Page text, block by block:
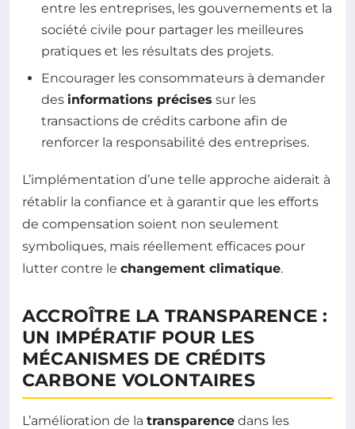
entre les entreprises, les gouvernements et la
société civile pour partager les meilleures
pratiques et les résultats des projets.
Encourager les consommateurs à demander
des informations précises sur les
transactions de crédits carbone afin de
renforcer la responsabilité des entreprises.
L’implémentation d’une telle approche aiderait à
rétablir la confiance et à garantir que les efforts
de compensation soient non seulement
symboliques, mais réellement efficaces pour
lutter contre le changement climatique.
ACCROÎTRE LA TRANSPARENCE :
UN IMPÉRATIF POUR LES
MÉCANISMES DE CRÉDITS
CARBONE VOLONTAIRES
L’amélioration de la transparence dans les